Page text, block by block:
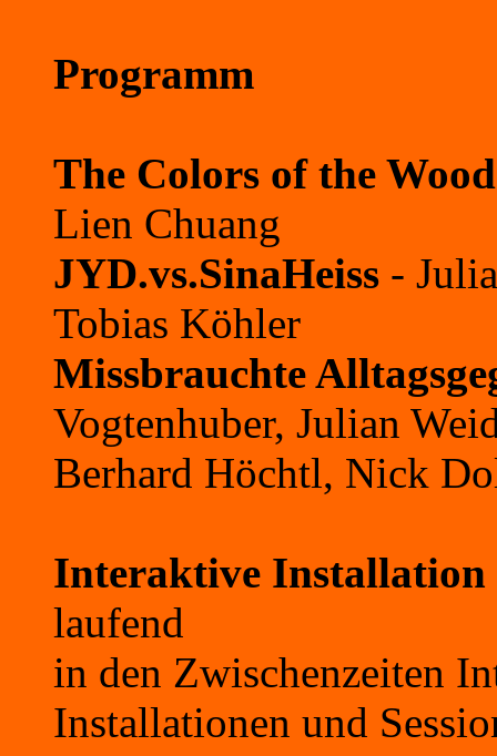
Programm
The Colors of the
Lien Chuang
JYD.vs.SinaHeiss -
Tobias Köhler
Missbrauchte
Vogtenhuber, Julian
Berhard Höchtl, Nick
Interaktive Installation
laufend
in den Zwischenzeiten
Installationen und